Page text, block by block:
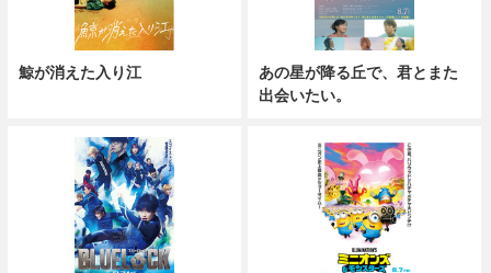
鯨が消えた入り江
あの星が降る丘で、君とまた
出会いたい。